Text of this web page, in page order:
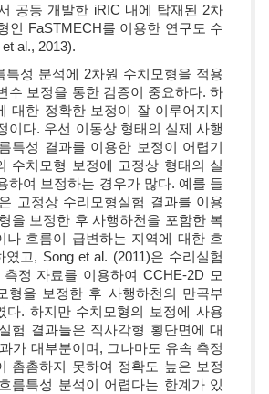
공동 개발한 iRIC 내에 탑재된 2차
인 FaSTMECH를 이용한 연구도 수
al., 2013).
특성 분석에 2차원 수치모형을 적용
수 보정을 통한 검증이 중요하다. 하
대한 정확한 보정이 잘 이루어지지
이다. 우선 이동상 형태의 실제 사행
특성 결과를 이용한 보정이 어렵기
수치모형 보정에 고정상 형태의 실
하여 보정하는 경우가 많다. 예를 들
고정상 수리모형실험 결과를 이용
을 보정한 후 사행하천을 포함한 복
나 흐름이 급변하는 지역에 대한 흐
였고, Song et al. (2011)은 수리실험
정 자료를 이용하여 CCHE-2D 모
형을 보정한 후 사행하천의 만곡부
다. 하지만 수치모형의 보정에 사용
험 결과들은 직사각형 횡단면에 대
가 대부분이며, 그나마도 유속 측정
촘촘하지 못하여 정확도 높은 보정
름특성 분석이 어렵다는 한계가 있